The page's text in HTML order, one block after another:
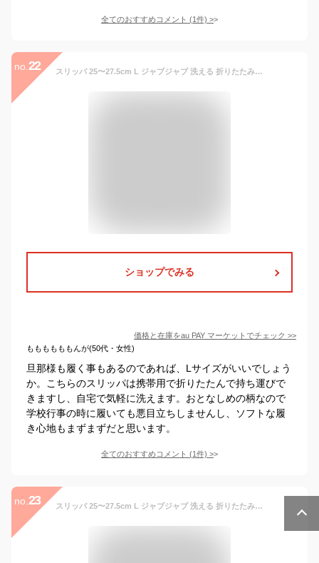
全てのおすすめコメント (1件) >
no. 22 スリッパ 25〜27.5cm L ジャブジャブ 洗える 折りたたみ ソフト メンズ レディース （ ルームシューズ ルームスリッパ 持ち運び 携帯スリ
ショップでみる
価格と在庫をau PAY マーケット でチェック >>
ももももももんが(50代・女性)
旦那様も履く事もあるのであれば、Lサイズがいいでしょう
か。こちらのスリッパは携帯用で折りたたんで持ち運びで
きますし、自宅で気軽に洗えます。おとなしめの柄なので
学校行事の時に履いても悪目立ちしませんし、ソフトな履
き心地もまずまずだと思います。
全てのおすすめコメント (1件) >
no. 23 スリッパ 25〜27.5cm L ジャブジャブ 洗える 折りたたみ ソフト メンズ レディース （ ルームシューズ ルームスリッパ 持ち運び 携帯スリッパ ポータブルスリッパ 洗濯機 丸洗い 軽量 絞れる 前詰まり 吊り込み ループ付き 袋付き ）【3980円以上送料無料】